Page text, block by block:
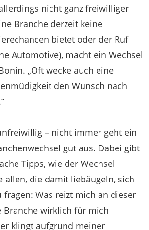
nicht ganz freiwilliger
Branche derzeit keine
bietet oder der Ruf
Automotive), macht ein Wechsel
„Oft wecke auch eine
den Wunsch nach
– nicht immer geht ein
gut aus. Dabei gibt
Tipps, wie der Wechsel
allen, die damit liebäugeln, sich
fragen: Was reizt mich an dieser
Branche wirklich für mich
klingt aufgrund meiner